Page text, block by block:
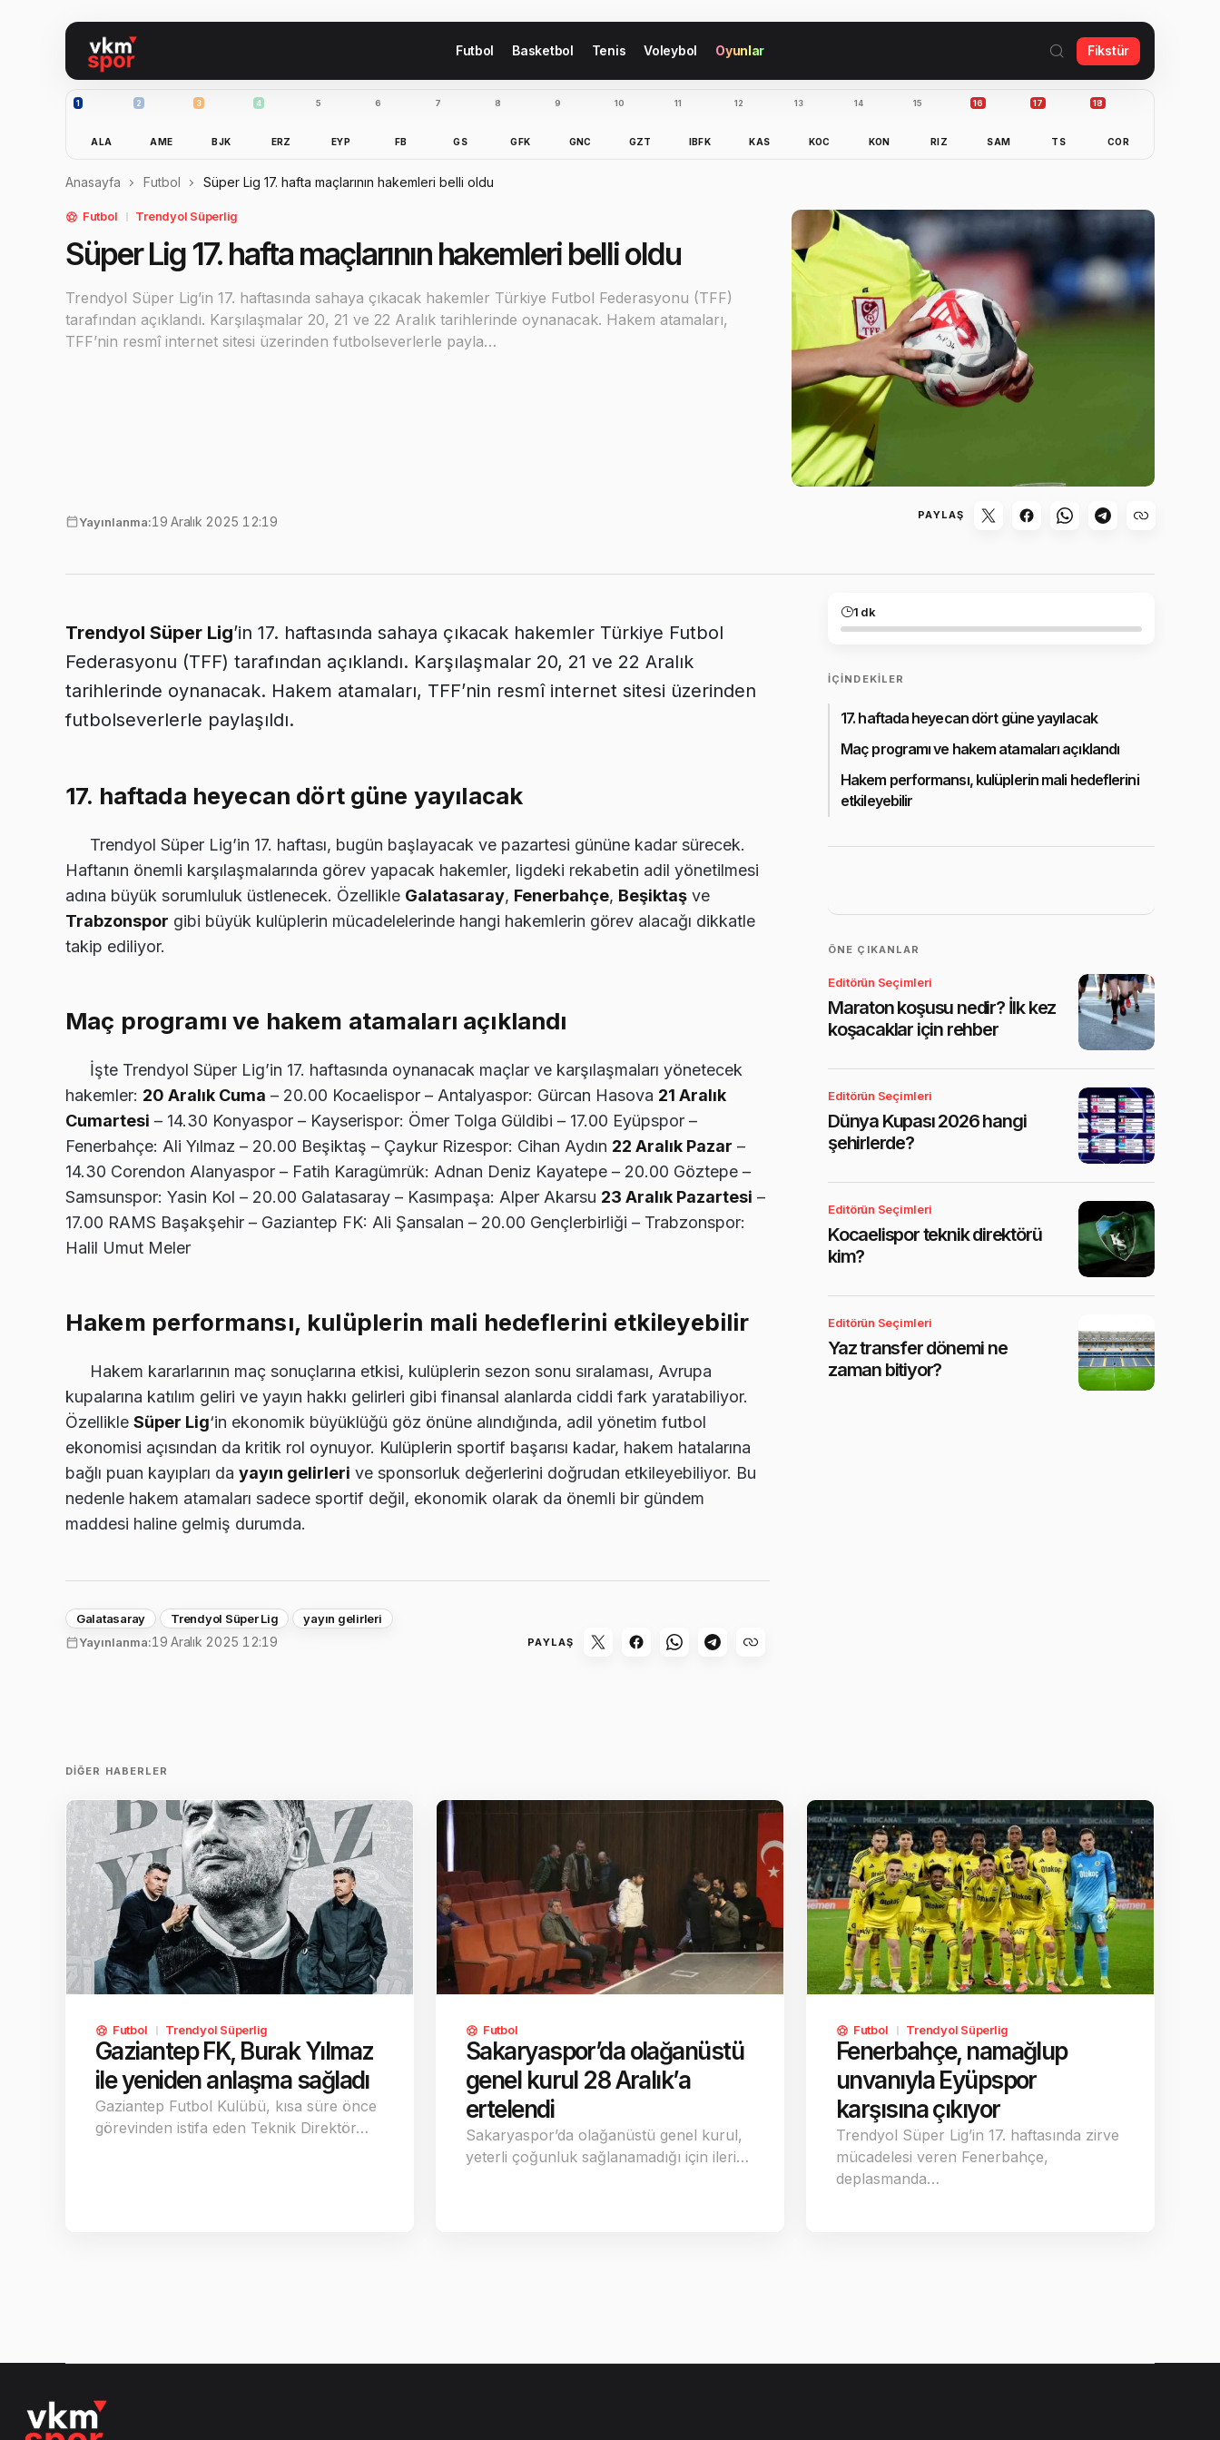
Futbol Basketbol Tenis Voleybol Oyunlar Fikstür
1
ALA
2
AME
3
BJK
4
ERZ
5
EYP
6
FB
7
GS
8
GFK
9
GNC
10
GZT
11
IBFK
12
KAS
13
KOC
14
KON
15
RIZ
16
SAM
17
TS
18
COR
Anasayfa Futbol Süper Lig 17. hafta maçlarının hakemleri belli oldu
Futbol Trendyol Süperlig
Süper Lig 17. hafta maçlarının hakemleri belli oldu
Trendyol Süper Lig’in 17. haftasında sahaya çıkacak hakemler Türkiye Futbol Federasyonu (TFF)
tarafından açıklandı. Karşılaşmalar 20, 21 ve 22 Aralık tarihlerinde oynanacak. Hakem atamaları,
TFF’nin resmî internet sitesi üzerinden futbolseverlerle payla…
Yayınlanma:19 Aralık 2025 12:19 PAYLAŞ
Trendyol Süper Lig’in 17. haftasında sahaya çıkacak hakemler Türkiye Futbol
Federasyonu (TFF) tarafından açıklandı. Karşılaşmalar 20, 21 ve 22 Aralık
tarihlerinde oynanacak. Hakem atamaları, TFF’nin resmî internet sitesi üzerinden
futbolseverlerle paylaşıldı.
17. haftada heyecan dört güne yayılacak
Trendyol Süper Lig’in 17. haftası, bugün başlayacak ve pazartesi gününe kadar sürecek.
Haftanın önemli karşılaşmalarında görev yapacak hakemler, ligdeki rekabetin adil yönetilmesi
adına büyük sorumluluk üstlenecek. Özellikle Galatasaray, Fenerbahçe, Beşiktaş ve
Trabzonspor gibi büyük kulüplerin mücadelelerinde hangi hakemlerin görev alacağı dikkatle
takip ediliyor.
Maç programı ve hakem atamaları açıklandı
İşte Trendyol Süper Lig’in 17. haftasında oynanacak maçlar ve karşılaşmaları yönetecek
hakemler: 20 Aralık Cuma – 20.00 Kocaelispor – Antalyaspor: Gürcan Hasova 21 Aralık
Cumartesi – 14.30 Konyaspor – Kayserispor: Ömer Tolga Güldibi – 17.00 Eyüpspor –
Fenerbahçe: Ali Yılmaz – 20.00 Beşiktaş – Çaykur Rizespor: Cihan Aydın 22 Aralık Pazar –
14.30 Corendon Alanyaspor – Fatih Karagümrük: Adnan Deniz Kayatepe – 20.00 Göztepe –
Samsunspor: Yasin Kol – 20.00 Galatasaray – Kasımpaşa: Alper Akarsu 23 Aralık Pazartesi –
17.00 RAMS Başakşehir – Gaziantep FK: Ali Şansalan – 20.00 Gençlerbirliği – Trabzonspor:
Halil Umut Meler
Hakem performansı, kulüplerin mali hedeflerini etkileyebilir
Hakem kararlarının maç sonuçlarına etkisi, kulüplerin sezon sonu sıralaması, Avrupa
kupalarına katılım geliri ve yayın hakkı gelirleri gibi finansal alanlarda ciddi fark yaratabiliyor.
Özellikle Süper Lig‘in ekonomik büyüklüğü göz önüne alındığında, adil yönetim futbol
ekonomisi açısından da kritik rol oynuyor. Kulüplerin sportif başarısı kadar, hakem hatalarına
bağlı puan kayıpları da yayın gelirleri ve sponsorluk değerlerini doğrudan etkileyebiliyor. Bu
nedenle hakem atamaları sadece sportif değil, ekonomik olarak da önemli bir gündem
maddesi haline gelmiş durumda.
Galatasaray Trendyol Süper Lig
yayın gelirleri
Yayınlanma:19 Aralık 2025 12:19 PAYLAŞ
1 dk
İÇINDEKILER
17. haftada heyecan dört güne yayılacak
Maç programı ve hakem atamaları açıklandı
Hakem performansı, kulüplerin mali hedeflerini
etkileyebilir
ÖNE ÇIKANLAR
Editörün Seçimleri
Maraton koşusu nedir? İlk kez
koşacaklar için rehber
Editörün Seçimleri
Dünya Kupası 2026 hangi
şehirlerde?
Editörün Seçimleri
Kocaelispor teknik direktörü
kim?
Editörün Seçimleri
Yaz transfer dönemi ne
zaman bitiyor?
DIĞER HABERLER
Futbol Trendyol Süperlig
Gaziantep FK, Burak Yılmaz
ile yeniden anlaşma sağladı
Gaziantep Futbol Kulübü, kısa süre önce
görevinden istifa eden Teknik Direktör…
Futbol
Sakaryaspor’da olağanüstü
genel kurul 28 Aralık’a
ertelendi
Sakaryaspor’da olağanüstü genel kurul,
yeterli çoğunluk sağlanamadığı için ileri…
Futbol Trendyol Süperlig
Fenerbahçe, namağlup
unvanıyla Eyüpspor
karşısına çıkıyor
Trendyol Süper Lig’in 17. haftasında zirve
mücadelesi veren Fenerbahçe,
deplasmanda…